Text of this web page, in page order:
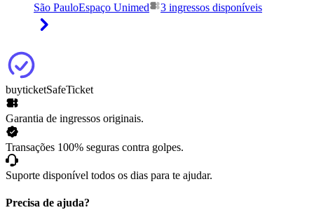
São PauloEspaço Unimed 3 ingressos disponíveis
buyticketSafeTicket
Garantia de ingressos originais.
Transações 100% seguras contra golpes.
Suporte disponível todos os dias para te ajudar.
Precisa de ajuda?